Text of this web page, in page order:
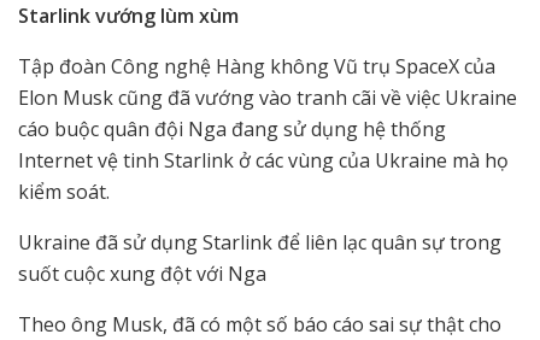
Starlink vướng lùm xùm
Tập đoàn Công nghệ Hàng không Vũ trụ SpaceX của
Elon Musk cũng đã vướng vào tranh cãi về việc Ukraine
cáo buộc quân đội Nga đang sử dụng hệ thống
Internet vệ tinh Starlink ở các vùng của Ukraine mà họ
kiểm soát.
Ukraine đã sử dụng Starlink để liên lạc quân sự trong
suốt cuộc xung đột với Nga
Theo ông Musk, đã có một số báo cáo sai sự thật cho